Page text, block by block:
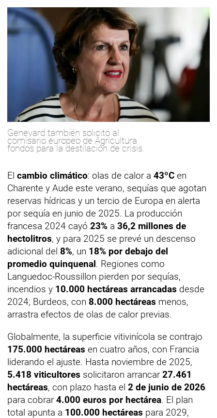
Genevard también solicitó al
comisario europeo de Agricultura
fondos para la destilación de crisis.
El cambio climático: olas de calor a 43ºC en
Charente y Aude este verano, sequías que agotan
reservas hídricas y un tercio de Europa en alerta
por sequía en junio de 2025. La producción
francesa 2024 cayó 23% a 36,2 millones de
hectolitros, y para 2025 se prevé un descenso
adicional del 8%, un 18% por debajo del
promedio quinquenal. Regiones como
Languedoc-Roussillon pierden por sequías,
incendios y 10.000 hectáreas arrancadas desde
2024; Burdeos, con 8.000 hectáreas menos,
arrastra efectos de olas de calor previas.
Globalmente, la superficie vitivinícola se contrajo
175.000 hectáreas en cuatro años, con Francia
liderando el ajuste. Hasta noviembre de 2025,
5.418 viticultores solicitaron arrancar 27.461
hectáreas, con plazo hasta el 2 de junio de 2026
para cobrar 4.000 euros por hectárea. El plan
total apunta a 100.000 hectáreas para 2029,